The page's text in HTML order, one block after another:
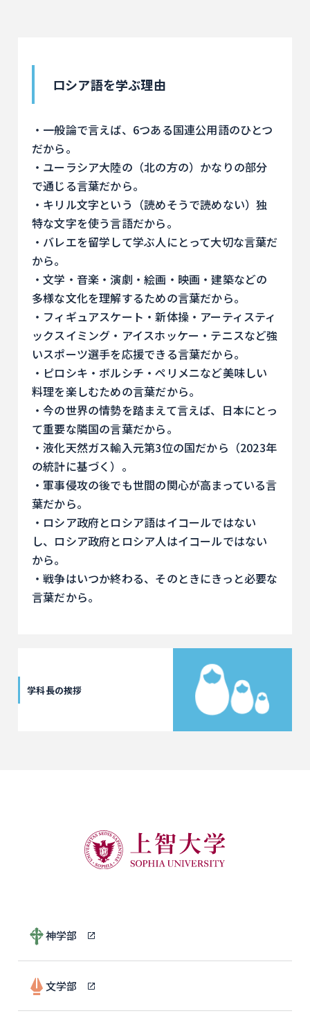
ロシア語を学ぶ理由
・一般論で言えば、6つある国連公用語のひとつ
だから。
・ユーラシア大陸の（北の方の）かなりの部分
で通じる言葉だから。
・キリル文字という（読めそうで読めない）独
特な文字を使う言語だから。
・バレエを留学して学ぶ人にとって大切な言葉だ
から。
・文学・音楽・演劇・絵画・映画・建築などの
多様な文化を理解するための言葉だから。
・フィギュアスケート・新体操・アーティスティ
ックスイミング・アイスホッケー・テニスなど強
いスポーツ選手を応援できる言葉だから。
・ピロシキ・ボルシチ・ペリメニなど美味しい
料理を楽しむための言葉だから。
・今の世界の情勢を踏まえて言えば、日本にとっ
て重要な隣国の言葉だから。
・液化天然ガス輸入元第3位の国だから（2023年
の統計に基づく）。
・軍事侵攻の後でも世間の関心が高まっている言
葉だから。
・ロシア政府とロシア語はイコールではない
し、ロシア政府とロシア人はイコールではない
から。
・戦争はいつか終わる、そのときにきっと必要な
言葉だから。
学科長の挨拶
神学部
文学部